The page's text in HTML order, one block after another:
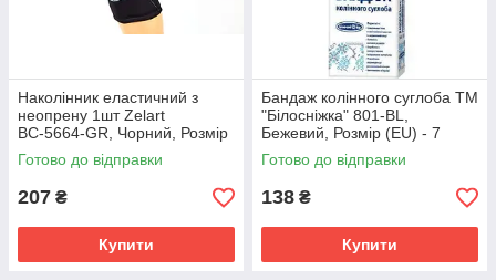
Наколінник еластичний з
неопрену 1шт Zelart
ВС-5664-GR, Чорний, Розмір
(EU) - XL
Готово до відправки
207 ₴
Купити
Бандаж колінного суглоба ТМ
"Білосніжка" 801-BL,
Бежевий, Розмір (EU) - 7
Готово до відправки
138 ₴
Купити